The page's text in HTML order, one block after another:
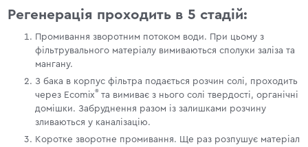
Регенерація проходить в 5 стадій:
Промивання зворотним потоком води. При цьому з
фільтрувального матеріалу вимиваються сполуки заліза та
мангану.
З бака в корпус фільтра подається розчин солі, проходить
через Ecomix®та вимиває з нього солі твердості, органічні
домішки. Забруднення разом із залишками розчину
зливаються у каналізацію.
Коротке зворотне промивання. Ще раз розпушує матеріал